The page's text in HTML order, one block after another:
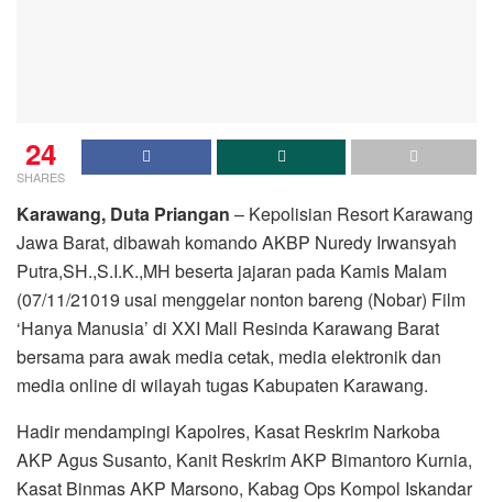
24
SHARES
Karawang, Duta Priangan – Kepolisian Resort Karawang
Jawa Barat, dibawah komando AKBP Nuredy Irwansyah
Putra,SH.,S.I.K.,MH beserta jajaran pada Kamis Malam
(07/11/21019 usai menggelar nonton bareng (Nobar) Film
‘Hanya Manusia’ di XXI Mall Resinda Karawang Barat
bersama para awak media cetak, media elektronik dan
media online di wilayah tugas Kabupaten Karawang.
Hadir mendampingi Kapolres, Kasat Reskrim Narkoba
AKP Agus Susanto, Kanit Reskrim AKP Bimantoro Kurnia,
Kasat Binmas AKP Marsono, Kabag Ops Kompol Iskandar